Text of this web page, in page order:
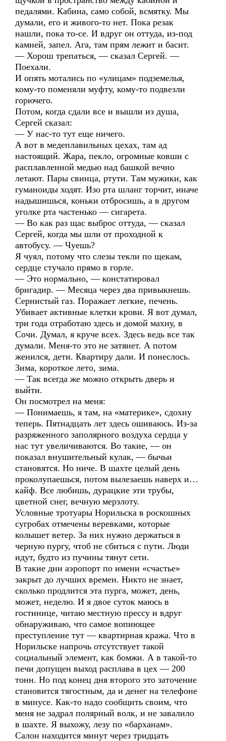
педалями. Кабина, само собой, всмятку. Мы
думали, его и живого-то нет. Пока резак
нашли, пока то-се. И вдруг он оттуда, из-под
камней, запел. Ага, там прям лежит и басит.
— Хорош трепаться, — сказал Сергей. —
Поехали.
И опять мотались по «улицам» подземелья,
кому-то поменяли муфту, кому-то подвезли
горючего.
Потом, когда сдали все и вышли из душа,
Сергей сказал:
— У нас-то тут еще ничего.
А вот в медеплавильных цехах, там ад
настоящий. Жара, пекло, огромные ковши с
расплавленной медью над башкой вечно
летают. Пары свинца, ртути. Там мужики, как
гуманоиды ходят. Изо рта шланг торчит, иначе
надышишься, коньки отбросишь, а в другом
уголке рта частенько — сигарета.
— Во как раз щас выброс оттуда, — сказал
Сергей, когда мы шли от проходной к
автобусу. — Чуешь?
Я чуял, потому что слезы текли по щекам,
сердце стучало прямо в горле.
— Это нормально, — констатировал
бригадир. — Месяца через два привыкнешь.
Сернистый газ. Поражает легкие, печень.
Убивает активные клетки крови. Я вот думал,
три года отработаю здесь и домой махну, в
Сочи. Думал, я круче всех. Здесь ведь все так
думали. Меня-то это не затянет. А потом
женился, дети. Квартиру дали. И понеслось.
Зима, короткое лето, зима.
— Так всегда же можно открыть дверь и
выйти.
Он посмотрел на меня:
— Понимаешь, я там, на «материке», сдохну
теперь. Пятнадцать лет здесь ошиваюсь. Из-за
разряженного заполярного воздуха сердца у
нас тут увеличиваются. Во такие, — он
показал внушительный кулак, — бычьи
становятся. Но ниче. В шахте целый день
проколупаешься, потом вылезаешь наверх и…
кайф. Все любишь, дурацкие эти трубы,
цветной снег, вечную мерзлоту.
Условные тротуары Норильска в роскошных
сугробах отмечены веревками, которые
колышет ветер. За них нужно держаться в
черную пургу, чтоб не сбиться с пути. Люди
идут, будто из пучины тянут сети.
В такие дни аэропорт по имени «счастье»
закрыт до лучших времен. Никто не знает,
сколько продлится эта пурга, может, день,
может, неделю. И я двое суток маюсь в
гостинице, читаю местную прессу и вдруг
обнаруживаю, что самое вопиющее
преступление тут — квартирная кража. Что в
Норильске напрочь отсутствует такой
социальный элемент, как бомжи. А в такой-то
печи допущен выход расплава в цех — 200
тонн. Но под конец дня второго это заточение
становится тягостным, да и денег на телефоне
в минусе. Как-то надо сообщить своим, что
меня не задрал полярный волк, и не завалило
в шахте. Я выхожу, лезу по «барханам».
Салон находится минут через тридцать